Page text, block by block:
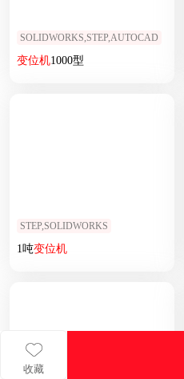
收藏
SOLIDWORKS,STEP,AUTOCAD
变位机1000型
STEP,SOLIDWORKS
1吨变位机